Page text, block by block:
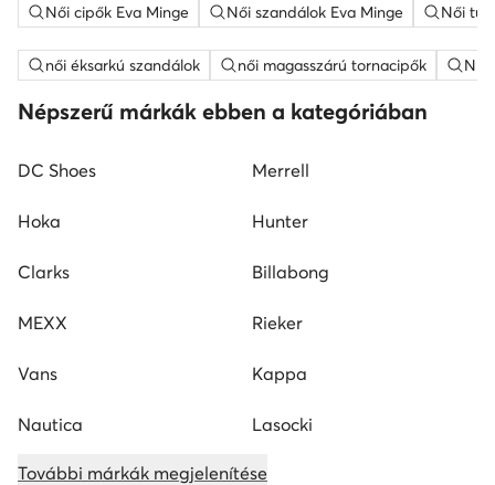
Női cipők Eva Minge Női szandálok Eva Minge Női
női éksarkú szandálok női magasszárú tornacipők
Népszerű márkák ebben a kategóriában
DC Shoes Merrell
Hoka Hunter
Clarks Billabong
MEXX Rieker
Vans Kappa
Nautica Lasocki
További márkák megjelenítése